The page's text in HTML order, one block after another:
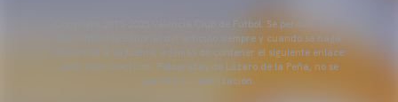
Copyright 2013-2025 Valencia Club de Fútbol. Se permite el uso
del contenido editorial del artículo siempre y cuando se haga
referencia a su fuente, además de contener el siguiente enlace:
www.valenciacf.com. Fotografías de Lázaro de la Peña, no se
permite su reutilización.